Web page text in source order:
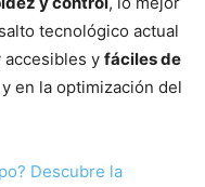
tecnológico actual
accesibles y fáciles de
en la optimización del
Descubre la